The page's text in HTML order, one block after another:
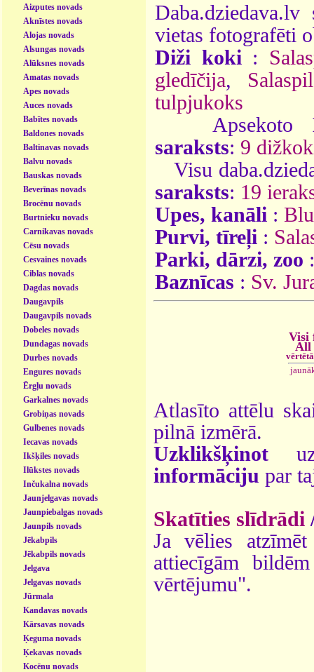
Aizputes novads
Aknīstes novads
Alojas novads
Alsungas novads
Alūksnes novads
Amatas novads
Apes novads
Auces novads
Babītes novads
Baldones novads
Baltinavas novads
Balvu novads
Bauskas novads
Beverīnas novads
Brocēnu novads
Burtnieku novads
Carnikavas novads
Cēsu novads
Cesvaines novads
Ciblas novads
Dagdas novads
Daugavpils
Daugavpils novads
Dobeles novads
Dundagas novads
Durbes novads
Engures novads
Ērgļu novads
Garkalnes novads
Grobiņas novads
Gulbenes novads
Iecavas novads
Ikšķiles novads
Ilūkstes novads
Inčukalna novads
Jaunjelgavas novads
Jaunpiebalgas novads
Jaunpils novads
Jēkabpils
Jēkabpils novads
Jelgava
Jelgavas novads
Jūrmala
Kandavas novads
Kārsavas novads
Ķeguma novads
Ķekavas novads
Kocēnu novads
vietas fotografēti
Diži koki :
gledīčija,
tulpjukoks
Apsekoto
saraksts: 9
Visu
saraksts: 19
Upes, kanāli :
Purvi, tīreļi :
Parki, dārzi, zoo
Baznīcas : Sv.
Visi
All
Atlasīto attēlu
pilnā izmērā.
Uzklikšķinot
informāciju par
Skatīties slīdrādi
Ja vēlies
attiecīgām
vērtējumu".